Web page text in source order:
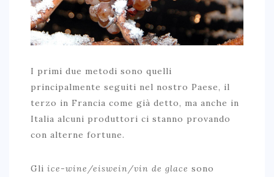
I primi due metodi sono quelli
principalmente seguiti nel nostro Paese, il
terzo in Francia come già detto, ma anche in
Italia alcuni produttori ci stanno provando
con alterne fortune.
Gli ice-wine/eiswein/vin de glace sono